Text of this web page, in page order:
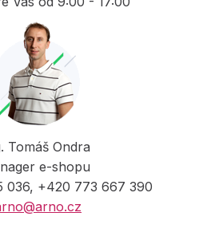
Tomáš Ondra
e-shopu
036, +420 773 667 390